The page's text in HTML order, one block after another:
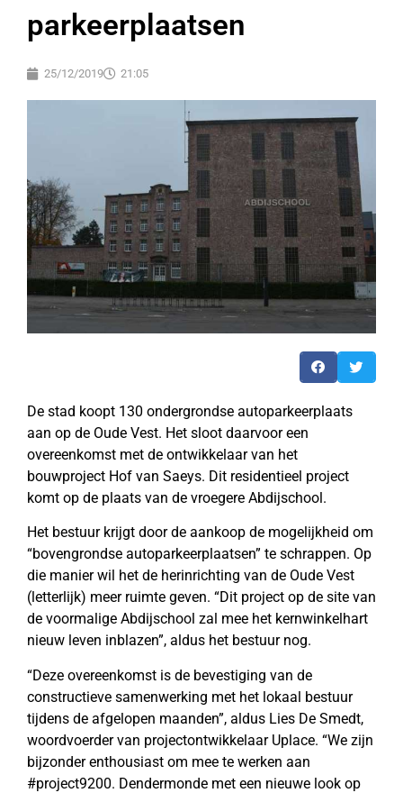
parkeerplaatsen
25/12/2019 21:05
De stad koopt 130 ondergrondse autoparkeerplaats
aan op de Oude Vest. Het sloot daarvoor een
overeenkomst met de ontwikkelaar van het
bouwproject Hof van Saeys. Dit residentieel project
komt op de plaats van de vroegere Abdijschool.
Het bestuur krijgt door de aankoop de mogelijkheid om
“bovengrondse autoparkeerplaatsen” te schrappen. Op
die manier wil het de herinrichting van de Oude Vest
(letterlijk) meer ruimte geven. “Dit project op de site van
de voormalige Abdijschool zal mee het kernwinkelhart
nieuw leven inblazen”, aldus het bestuur nog.
“Deze overeenkomst is de bevestiging van de
constructieve samenwerking met het lokaal bestuur
tijdens de afgelopen maanden”, aldus Lies De Smedt,
woordvoerder van projectontwikkelaar Uplace. “We zijn
bijzonder enthousiast om mee te werken aan
#project9200. Dendermonde met een nieuwe look op